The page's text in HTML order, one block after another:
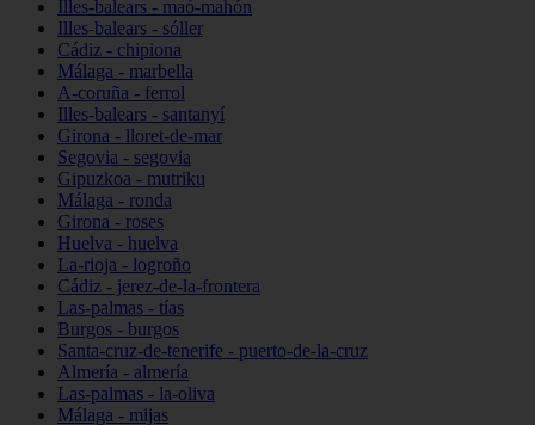
Illes-balears - maó-mahón
Illes-balears - sóller
Cádiz - chipiona
Málaga - marbella
A-coruña - ferrol
Illes-balears - santanyí
Girona - lloret-de-mar
Segovia - segovia
Gipuzkoa - mutriku
Málaga - ronda
Girona - roses
Huelva - huelva
La-rioja - logroño
Cádiz - jerez-de-la-frontera
Las-palmas - tías
Burgos - burgos
Santa-cruz-de-tenerife - puerto-de-la-cruz
Almería - almería
Las-palmas - la-oliva
Málaga - mijas